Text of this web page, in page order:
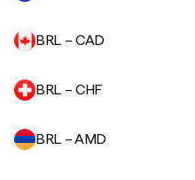
BRL – CAD
BRL – CHF
BRL – AMD